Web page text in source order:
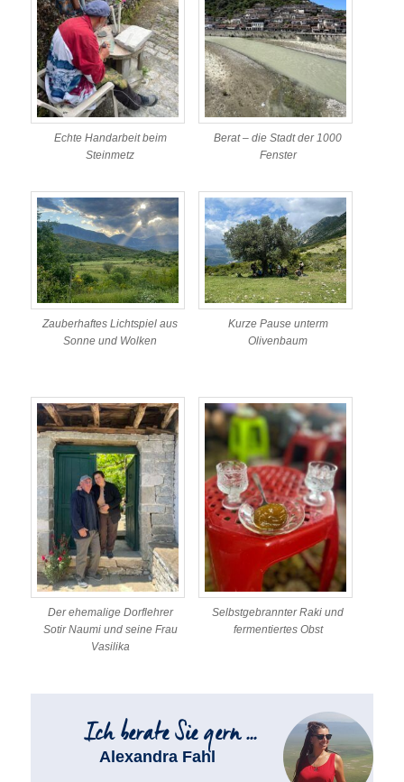
Echte Handarbeit beim
Steinmetz
Berat – die Stadt der 1000
Fenster
Zauberhaftes Lichtspiel aus
Sonne und Wolken
Kurze Pause unterm
Olivenbaum
Der ehemalige Dorflehrer
Sotir Naumi und seine Frau
Vasilika
Selbstgebrannter Raki und
fermentiertes Obst
Alexandra Fahl